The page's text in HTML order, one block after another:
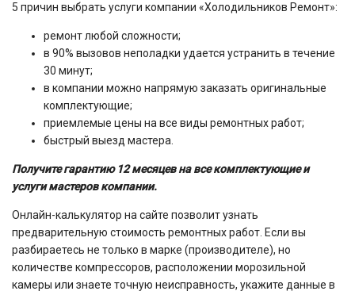
5 причин выбрать услуги компании «Холодильников Ремонт»:
ремонт любой сложности;
в 90% вызовов неполадки удается устранить в течение
30 минут;
в компании можно напрямую заказать оригинальные
комплектующие;
приемлемые цены на все виды ремонтных работ;
быстрый выезд мастера.
Получите гарантию 12 месяцев на все комплектующие и
услуги мастеров компании.
Онлайн-калькулятор на сайте позволит узнать
предварительную стоимость ремонтных работ. Если вы
разбираетесь не только в марке (производителе), но
количестве компрессоров, расположении морозильной
камеры или знаете точную неисправность, укажите данные в